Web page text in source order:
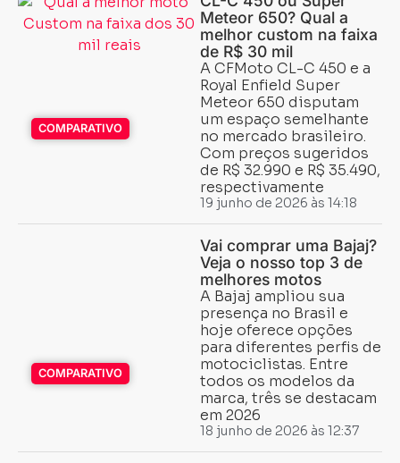
COMPARATIVO
Meteor 650? Qual a
melhor custom na faixa
de R$ 30 mil
A CFMoto CL-C 450 e a
Royal Enfield Super
Meteor 650 disputam
um espaço semelhante
no mercado brasileiro.
Com preços sugeridos
de R$ 32.990 e R$ 35.490,
respectivamente
19 junho de 2026 às 14:18
COMPARATIVO
Vai comprar uma Bajaj?
Veja o nosso top 3 de
melhores motos
A Bajaj ampliou sua
presença no Brasil e
hoje oferece opções
para diferentes perfis de
motociclistas. Entre
todos os modelos da
marca, três se destacam
em 2026
18 junho de 2026 às 12:37